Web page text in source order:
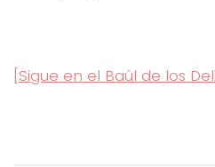
[Sigue en el Baúl de los